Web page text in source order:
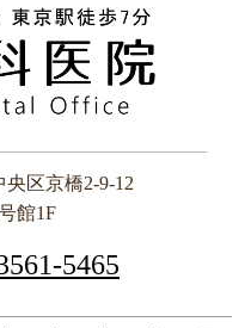
央区京橋2-9-12
館1F
5465